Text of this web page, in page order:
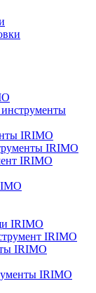
IRIMO
IRIMO
IRIMO
IRIMO
IRIMO
IRIMO
IRIMO